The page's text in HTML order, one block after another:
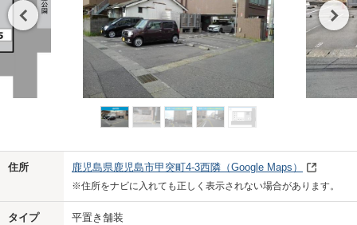
Previo
住所 鹿児島県鹿児島市甲突町4-3西隣 （Google Maps）
※住所をナビに入れても正しく表示されない場合があります。
タイプ 平置き舗装